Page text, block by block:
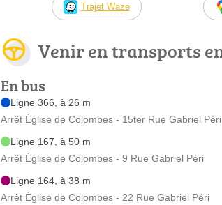
Trajet Waze
Venir en transports
En bus
Ligne 366, à 26 m
Arrêt Église de Colombes - 15ter Rue Gabriel Péri
Ligne 167, à 50 m
Arrêt Église de Colombes - 9 Rue Gabriel Péri
Ligne 164, à 38 m
Arrêt Église de Colombes - 22 Rue Gabriel Péri